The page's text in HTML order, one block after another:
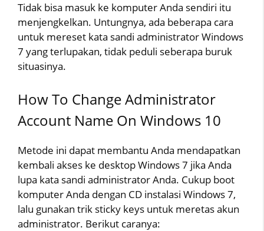
Tidak bisa masuk ke komputer Anda sendiri itu
menjengkelkan. Untungnya, ada beberapa cara
untuk mereset kata sandi administrator Windows
7 yang terlupakan, tidak peduli seberapa buruk
situasinya.
How To Change Administrator
Account Name On Windows 10
Metode ini dapat membantu Anda mendapatkan
kembali akses ke desktop Windows 7 jika Anda
lupa kata sandi administrator Anda. Cukup boot
komputer Anda dengan CD instalasi Windows 7,
lalu gunakan trik sticky keys untuk meretas akun
administrator. Berikut caranya: